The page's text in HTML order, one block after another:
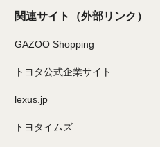
関連サイト （外部リンク）
GAZOO Shopping
トヨタ公式企業サイト
lexus.jp
トヨタイムズ